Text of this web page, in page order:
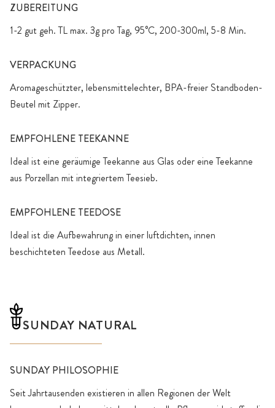
ZUBEREITUNG
1-2 gut geh. TL max. 3g pro Tag, 95°C, 200-300ml, 5-8 Min.
VERPACKUNG
Aromageschützter, lebensmittelechter, BPA-freier Standboden-
Beutel mit Zipper.
EMPFOHLENE TEEKANNE
Ideal ist eine geräumige Teekanne aus Glas oder eine Teekanne
aus Porzellan mit integriertem Teesieb.
EMPFOHLENE TEEDOSE
Ideal ist die Aufbewahrung in einer luftdichten, innen
beschichteten Teedose aus Metall.
SUNDAY NATURAL
SUNDAY PHILOSOPHIE
Seit Jahrtausenden existieren in allen Regionen der Welt